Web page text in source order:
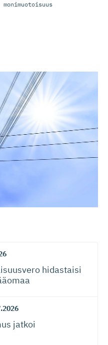
monimuotoisuus
hidastaisi
jatkoi